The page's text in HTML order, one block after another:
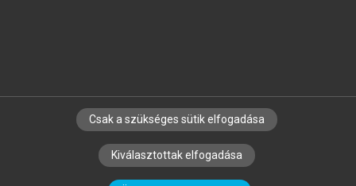
SZERZŐKNEK CÉGEKNEK KÖNYVTÁROSOKNAK
SZERKESZTÉSI ÉS LEKTORÁLÁSI ALAPELVEK
Csak a szükséges sütik elfogadása
Kiválasztottak elfogadása